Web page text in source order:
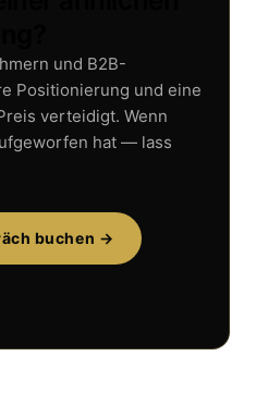
und B2B-
Positionierung und eine
verteidigt. Wenn
hat — lass
buchen →